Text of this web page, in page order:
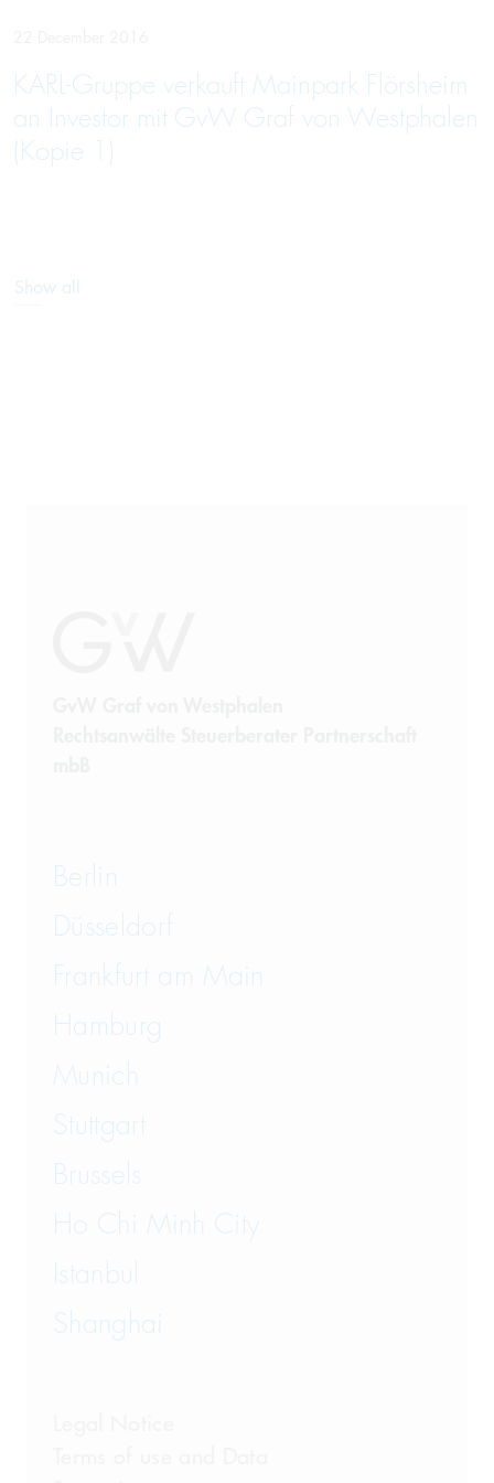
KARL-Gruppe verkauft Mainpark Flörsheim
an Investor mit GvW Graf von Westphalen
(Kopie 1)
Show all
Berlin
Düsseldorf
Frankfurt am Main
Hamburg
Munich
Stuttgart
Brussels
Ho Chi Minh City
Istanbul
Shanghai